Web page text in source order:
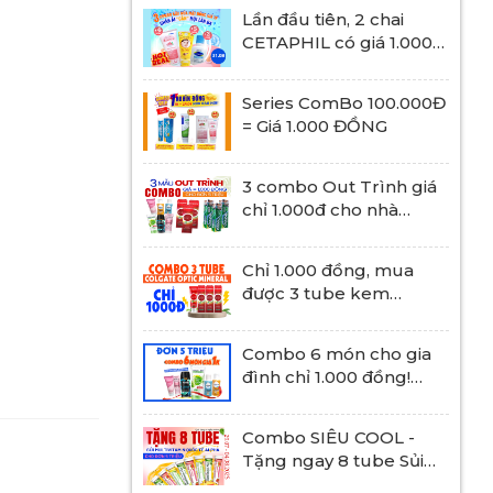
Lần đầu tiên, 2 chai
CETAPHIL có giá 1.000
Series ComBo 100.000Đ
= Giá 1.000 ĐỒNG
3 combo Out Trình giá
chỉ 1.000đ cho nhà
Chỉ 1.000 đồng, mua
được 3 tube kem
Combo 6 món cho gia
đình chỉ 1.000 đồng!
Combo SIÊU COOL -
Tặng ngay 8 tube Sủi